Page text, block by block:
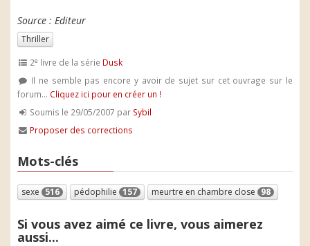
Source : Editeur
Thriller
2e livre de la série Dusk
Il ne semble pas encore y avoir de sujet sur cet ouvrage sur le
forum... Cliquez ici pour en créer un !
Soumis le 29/05/2007 par Sybil
Proposer des corrections
Mots-clés
sexe 516 pédophilie 157 meurtre en chambre close 98
Si vous avez aimé ce livre, vous aimerez
aussi...